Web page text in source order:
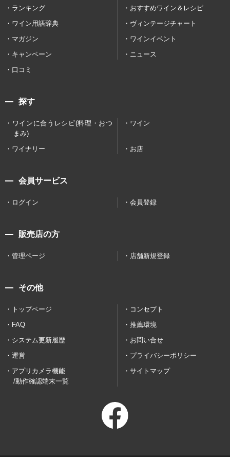
ランキング
おすすめワイン＆レシピ
ワイン用語辞典
ヴィンテージチャート
マガジン
ワインイベント
キャンペーン
ニュース
口コミ
探す
ワインに合うレシピ(料理・おつ
まみ)
ワイン
ワイナリー お店
会員サービス
ログイン 会員登録
販売店の方
管理ページ 店舗新規登録
その他
トップページ
コンセプト
FAQ
推薦環境
システム更新履歴
お問い合せ
運営
プライバシーポリシー
アプリカメラ機能
/動作確認端末一覧
サイトマップ